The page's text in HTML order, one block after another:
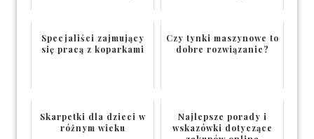
Specjaliści zajmujący
się pracą z koparkami
Czy tynki maszynowe to
dobre rozwiązanie?
Skarpetki dla dzieci w
różnym wieku
Najlepsze porady i
wskazówki dotyczące